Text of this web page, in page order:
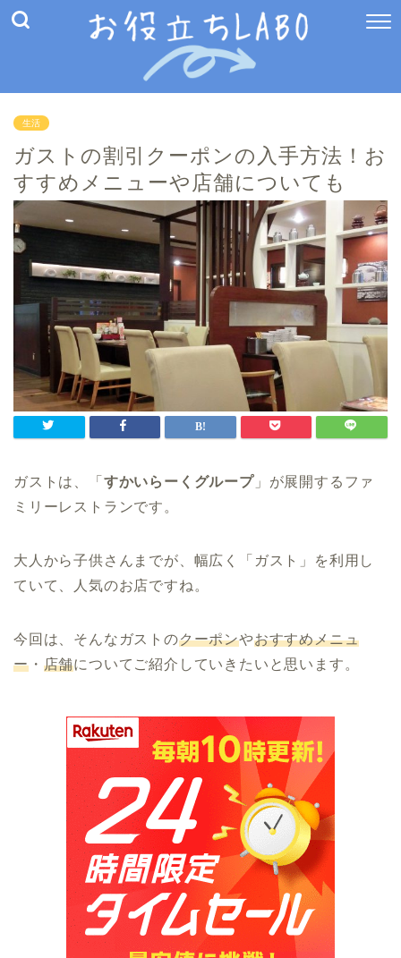
生活
ガストの割引クーポンの入手方法！お
すすめメニューや店舗についても
ガストは、「 すかいらーくグループ」が展開するファ
ミリーレストランです。
大人から子供さんまでが、幅広く「ガスト」を利用し
ていて、人気のお店ですね。
今回は、そんなガストのクーポンやおすすめメニュ
ー・ 店舗についてご紹介していきたいと思います。